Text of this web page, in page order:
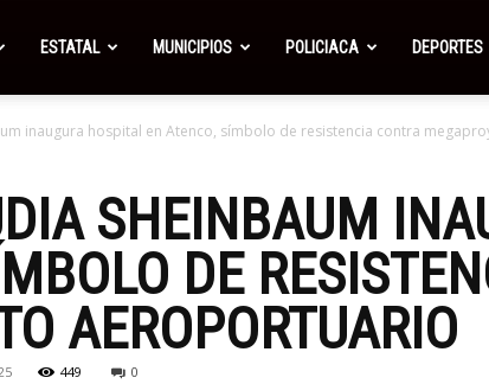
ESTATAL MUNICIPIOS POLICIACA DEPORTES
inaugura hospital en Atenco, símbolo de resistencia contra
SHEINBAUM
DE
AEROPORTUARIO
449 0